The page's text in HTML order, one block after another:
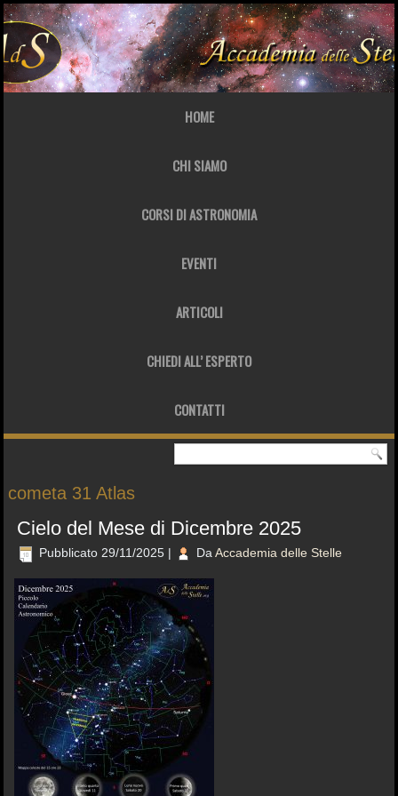
HOME
CHI SIAMO
CORSI DI ASTRONOMIA
EVENTI
ARTICOLI
CHIEDI ALL’ ESPERTO
CONTATTI
cometa 31 Atlas
Cielo del Mese di Dicembre 2025
Pubblicato 29/11/2025 | Da Accademia delle Stelle